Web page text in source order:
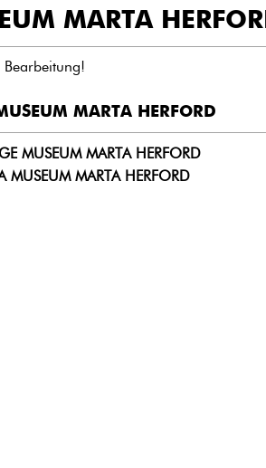
MARTA
Bearbeitung!
MARTA HERFORD
MUSEUM MARTA HERFORD
MUSEUM MARTA HERFORD